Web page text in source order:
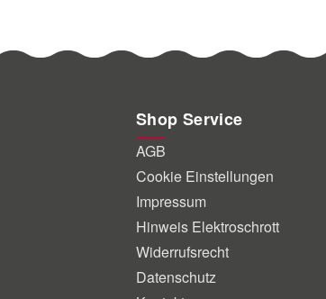
Shop Service
AGB
Cookie Einstellungen
Impressum
Hinweis Elektroschrott
Widerrufsrecht
Datenschutz